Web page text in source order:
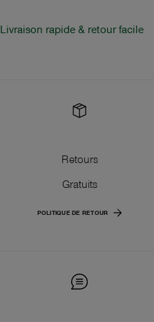
Livraison rapide & retour facile
Retours
Gratuits
POLITIQUE DE RETOUR